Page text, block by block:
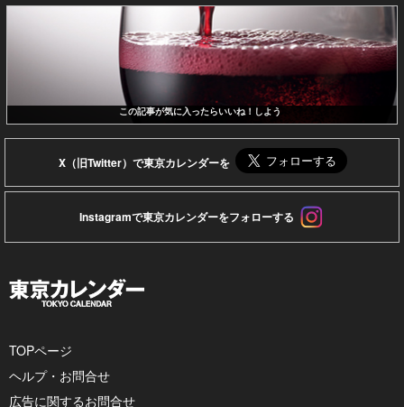
この記事が気に入ったらいいね！しよう
X（旧Twitter）で東京カレンダーを
Instagramで東京カレンダーをフォローする
TOPページ
ヘルプ・お問合せ
広告に関するお問合せ